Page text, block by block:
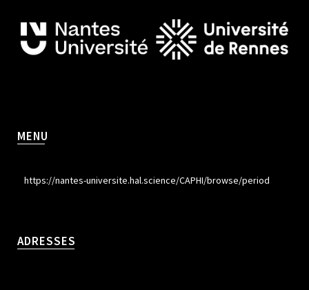
MENU
https://nantes-universite.hal.science/CAPHI/browse/period
ADRESSES